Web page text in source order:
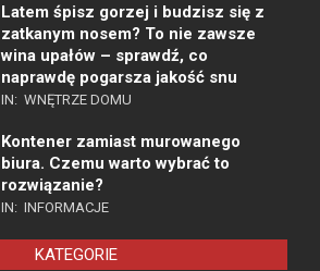
Latem śpisz gorzej i budzisz się z
zatkanym nosem? To nie zawsze
wina upałów – sprawdź, co
naprawdę pogarsza jakość snu
IN: WNĘTRZE DOMU
Kontener zamiast murowanego
biura. Czemu warto wybrać to
rozwiązanie?
IN: INFORMACJE
KATEGORIE